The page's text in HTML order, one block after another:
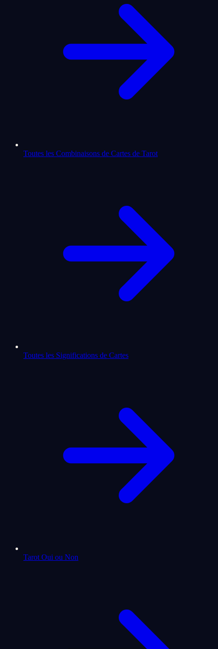
Toutes les Combinaisons de Cartes de Tarot
Toutes les Significations de Cartes
Tarot Oui ou Non